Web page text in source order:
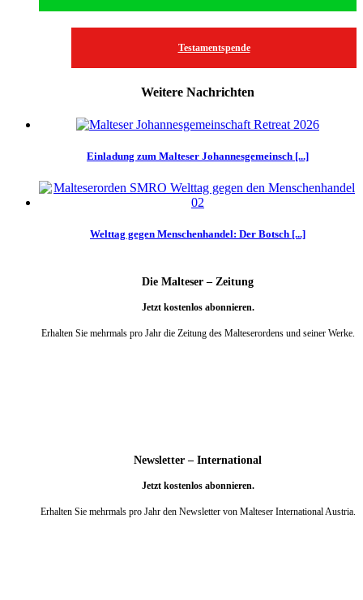
Testamentspende
Weitere Nachrichten
Einladung zum Malteser Johannesgemeinsch [...]
Welttag gegen Menschenhandel: Der Botsch [...]
Die Malteser – Zeitung
Jetzt kostenlos abonnieren.
Erhalten Sie mehrmals pro Jahr die Zeitung des Malteserordens und seiner Werke.
Newsletter – International
Jetzt kostenlos abonnieren.
Erhalten Sie mehrmals pro Jahr den Newsletter von Malteser International Austria.